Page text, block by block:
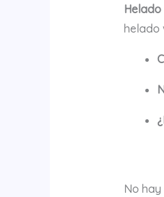
Helado
helado
No hay